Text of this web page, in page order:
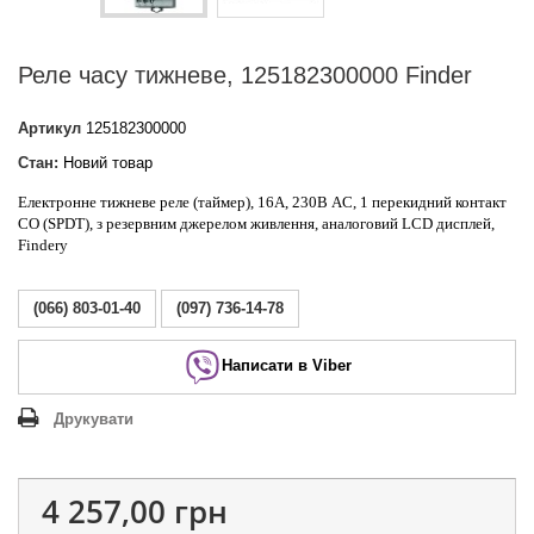
Реле часу тижневе, 125182300000 Finder
Артикул 125182300000
Стан: Новий товар
Електронне тижневе реле (таймер), 16А, 230В AC, 1 перекидний контакт
CO (SPDT), з резервним джерелом живлення, аналоговий LCD дисплей,
Finderу
(066) 803-01-40 (097) 736-14-78
Написати в Viber
Друкувати
4 257,00 грн